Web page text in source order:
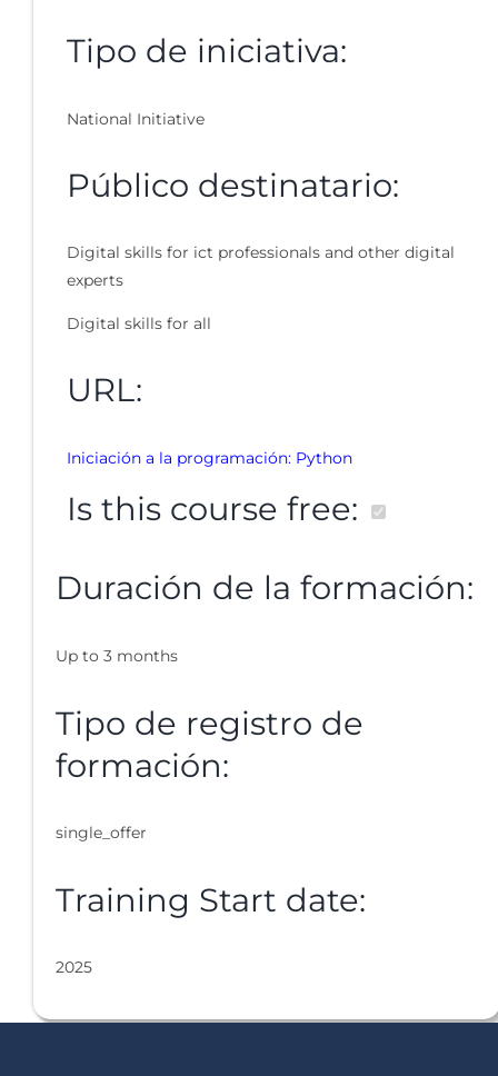
Tipo de iniciativa:
National Initiative
Público destinatario:
Digital skills for ict professionals and other digital
experts
Digital skills for all
URL:
Iniciación a la programación: Python
Is this course free:
Duración de la formación:
Up to 3 months
Tipo de registro de
formación:
single_offer
Training Start date:
2025